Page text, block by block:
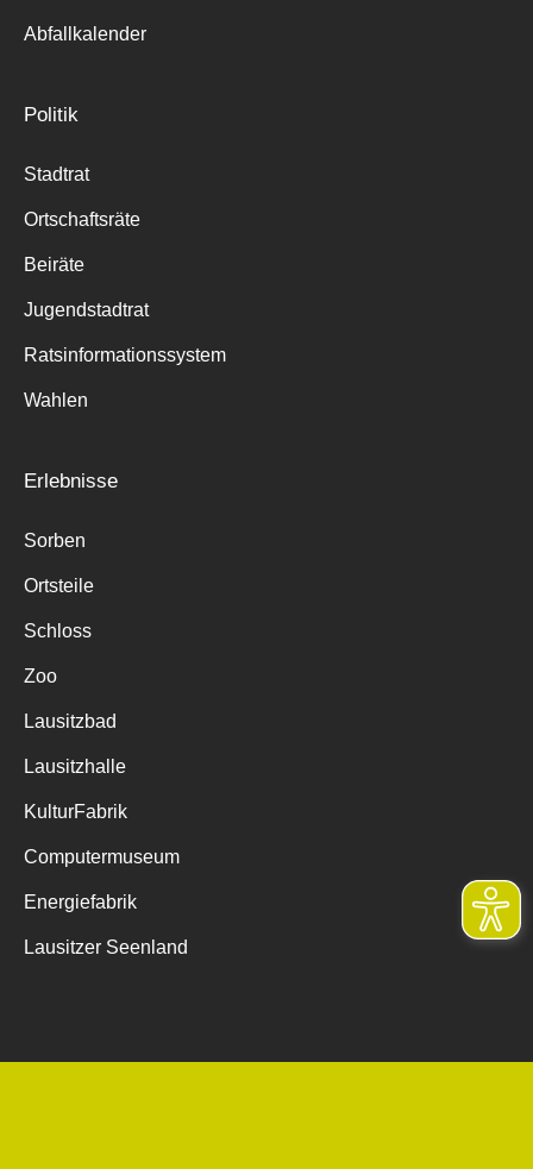
Abfallkalender
Politik
Stadtrat
Ortschaftsräte
Beiräte
Jugendstadtrat
Ratsinformationssystem
Wahlen
Erlebnisse
Sorben
Ortsteile
Schloss
Zoo
Lausitzbad
Lausitzhalle
KulturFabrik
Computermuseum
Energiefabrik
Lausitzer Seenland